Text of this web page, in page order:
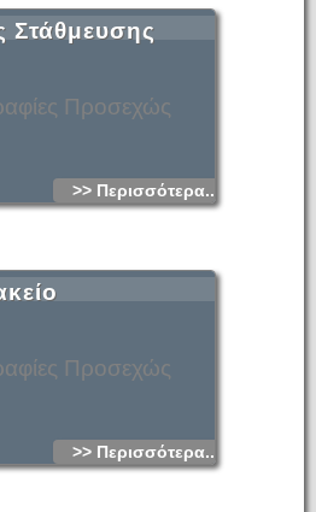
Προσεχώς
Στάθμευσης
>> Περισσότερα...
Προσεχώς
>> Περισσότερα...